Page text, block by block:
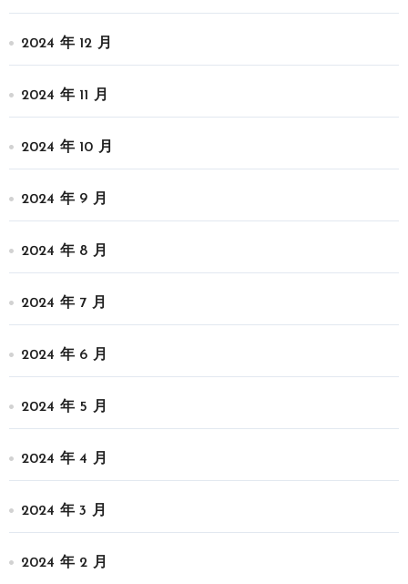
2024 年 12 月
2024 年 11 月
2024 年 10 月
2024 年 9 月
2024 年 8 月
2024 年 7 月
2024 年 6 月
2024 年 5 月
2024 年 4 月
2024 年 3 月
2024 年 2 月